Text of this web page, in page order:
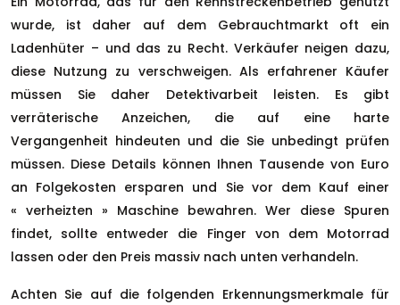
wurde, ist daher auf dem Gebrauchtmarkt oft ein
Ladenhüter – und das zu Recht. Verkäufer neigen dazu,
diese Nutzung zu verschweigen. Als erfahrener Käufer
müssen Sie daher Detektivarbeit leisten. Es gibt
verräterische Anzeichen, die auf eine harte
Vergangenheit hindeuten und die Sie unbedingt prüfen
müssen. Diese Details können Ihnen Tausende von Euro
an Folgekosten ersparen und Sie vor dem Kauf einer
« verheizten » Maschine bewahren. Wer diese Spuren
findet, sollte entweder die Finger von dem Motorrad
lassen oder den Preis massiv nach unten verhandeln.
Achten Sie auf die folgenden Erkennungsmerkmale für